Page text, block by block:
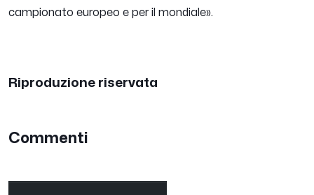
campionato europeo e per il mondiale».
Riproduzione riservata
Commenti